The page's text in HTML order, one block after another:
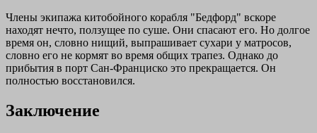
Члены экипажа китобойного корабля "Бедфорд" вскоре
находят нечто, ползущее по суше. Они спасают его. Но долгое
время он, словно нищий, выпрашивает сухари у матросов,
словно его не кормят во время общих трапез. Однако до
прибытия в порт Сан-Франциско это прекращается. Он
полностью восстановился.
Заключение